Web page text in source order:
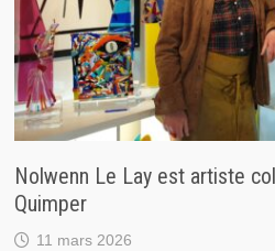
Nolwenn Le Lay est artiste
Quimper
11 mars 2026